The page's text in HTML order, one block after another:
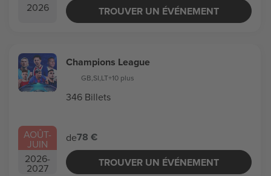
2026
TROUVER UN ÉVÉNEMENT
AOÛT-
JUIN
2026-
2027
Champions League
GB,SI,LT+10 plus
346 Billets
de78 €
TROUVER UN ÉVÉNEMENT